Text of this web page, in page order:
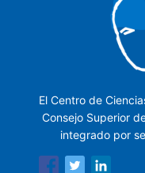
El Centro de
Consejo Superior
integrado por